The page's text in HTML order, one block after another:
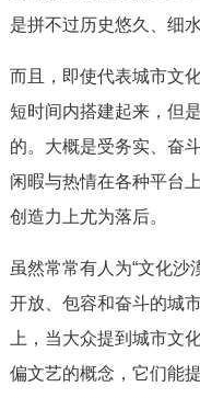
是拼不过历史悠久、细
而且，即使代表城市文
短时间内搭建起来，但
的。大概是受务实、奋
闲暇与热情在各种平台
创造力上尤为落后。
虽然常常有人为“文化沙
开放、包容和奋斗的城
上，当大众提到城市文
偏文艺的概念，它们能